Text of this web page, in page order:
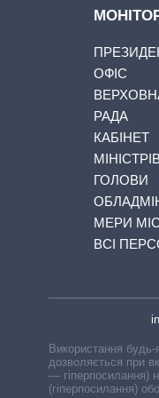
ОФІС
РАДА
КАБІНЕТ
ГОЛОВИ
МЕРИ
ВСІ
Використання будь-
дозволяється при
— гіперпосилання)
(гіперпосилання)